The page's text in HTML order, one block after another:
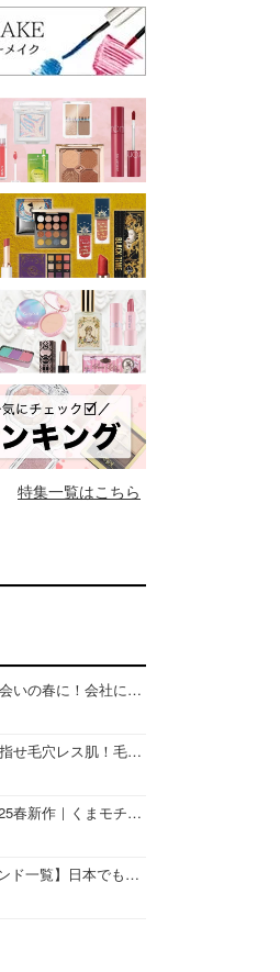
特集一覧はこちら
【2026最新版】出会いの春に！会社にもおすすめの好印象な香水14選♡ビジネスの場での香水マナーも
【2025最新版】目指せ毛穴レス肌！毛穴を埋めて隠す「おすすめ部分用下地＆プライマー」ランキング♡
キャシードール2025春新作｜くまモチーフのミニリップ「シャイニーベア リップモイスト」をレビュー♡
【タイコスメブランド一覧】日本でも人気沸騰中の“タイコスメ”ブランド20選！